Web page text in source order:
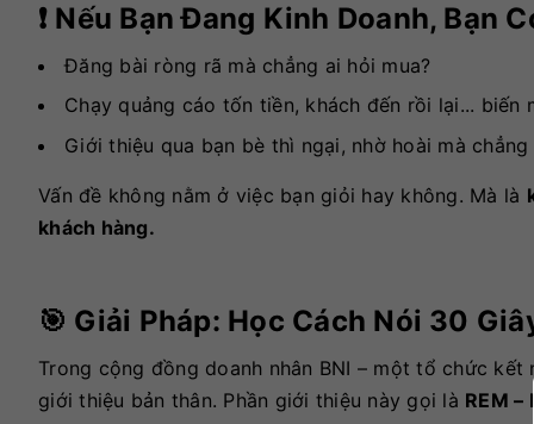
❗ Nếu Bạn Đang Kinh Doanh, Bạn
Đăng bài ròng rã mà chẳng ai hỏi mua?
Chạy quảng cáo tốn tiền, khách đến rồi lại... biến
Giới thiệu qua bạn bè thì ngại, nhờ hoài mà
Vấn đề không nằm ở việc bạn giỏi hay không. Mà là
khách hàng.
🎯 Giải Pháp: Học Cách Nói 30
Trong cộng đồng doanh nhân BNI – một tổ chức
giới thiệu bản thân. Phần giới thiệu này gọi là REM –